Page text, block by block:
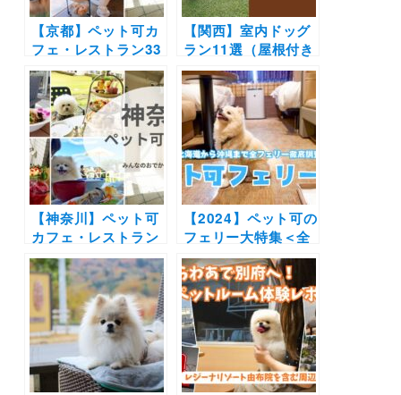
【京都】ペット可カ
フェ・レストラン33
選！店内OKの和菓
子店やドッグラン付
きのカフェまとめ｜
実際のおでかけレポ
ート付き
【関西】室内ドッグ
ラン11選（屋根付き
含む）！ドッグカフ
ェ併設や貸切OKの
施設を厳選（おでか
けレポートあり）
【神奈川】ペット可
カフェ・レストラン
30選 | 愛犬と一緒に
中華街の食べ放題や
アフタヌーンティー
を楽しもう♪
【2024】ペット可の
フェリー大特集＜全
24隻＞北海道から沖
縄までウィズペット
ルーム・ペットルー
ムで愛犬と非日常の
旅へ